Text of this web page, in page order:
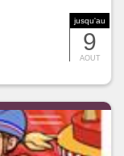
jusqu'au
9
AOUT